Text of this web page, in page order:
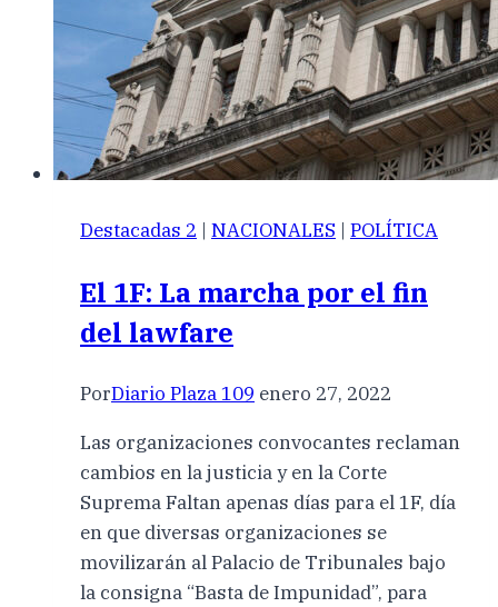
Destacadas 2 | NACIONALES | POLÍTICA
El 1F: La marcha por el fin
del lawfare
PorDiario Plaza 109 enero 27, 2022
Las organizaciones convocantes reclaman
cambios en la justicia y en la Corte
Suprema Faltan apenas días para el 1F, día
en que diversas organizaciones se
movilizarán al Palacio de Tribunales bajo
la consigna “Basta de Impunidad”, para